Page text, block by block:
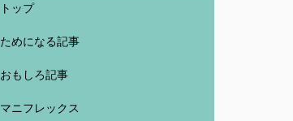
トップ
ためになる記事
おもしろ記事
マニフレックス